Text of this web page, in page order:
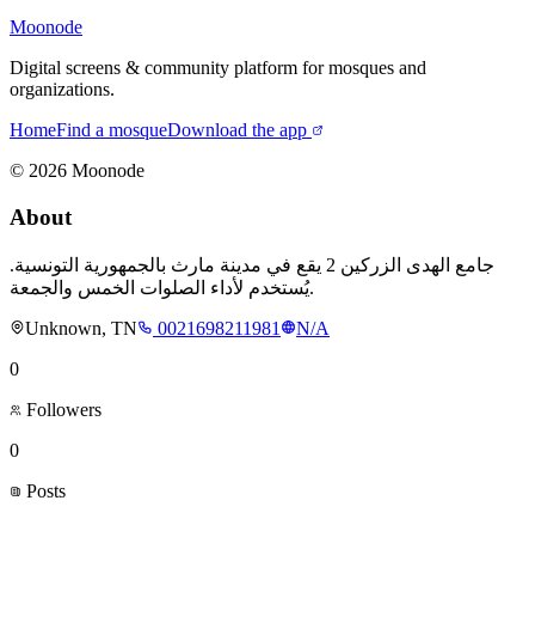
Moonode
Digital screens & community platform for mosques and
organizations.
HomeFind a mosqueDownload the app
© 2026 Moonode
About
جامع الهدى الزركين 2 يقع في مدينة مارث بالجمهورية التونسية.
يُستخدم لأداء الصلوات الخمس والجمعة.
Unknown, TN
0021698211981
N/A
0
Followers
0
Posts